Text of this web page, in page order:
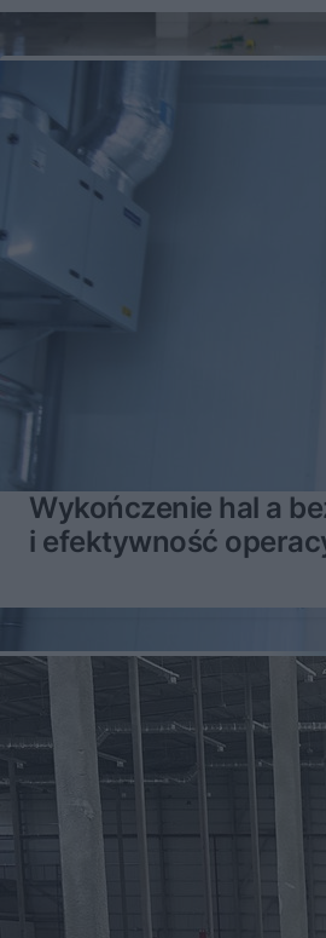
Wykończenie hal a
i efektywność